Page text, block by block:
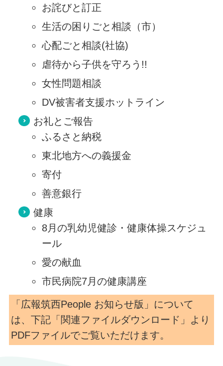
お詫びと訂正
生活の困りごと相談（市）
心配ごと相談(社協)
虐待から子供を守ろう!!
女性問題相談
DV被害者支援ホットライン
お礼とご報告
ふるさと納税
東北地方への義援金
寄付
善意銀行
健康
8月の乳幼児健診・健康体操スケジュ
ール
愛の献血
市民病院7月の健康講座
「広報筑西People お知らせ版」について
は、下記「関連ファイルダウンロード」より
PDFファイルでご覧いただけます。